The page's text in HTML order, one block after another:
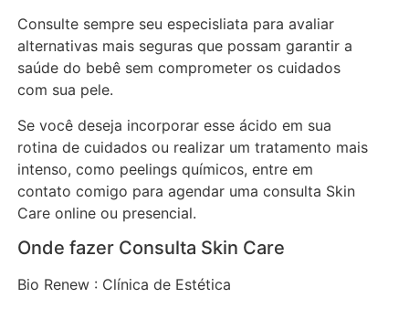
Consulte sempre seu especisliata para avaliar
alternativas mais seguras que possam garantir a
saúde do bebê sem comprometer os cuidados
com sua pele.
Se você deseja incorporar esse ácido em sua
rotina de cuidados ou realizar um tratamento mais
intenso, como peelings químicos, entre em
contato comigo para agendar uma consulta Skin
Care online ou presencial.
Onde fazer Consulta Skin Care
Bio Renew : Clínica de Estética